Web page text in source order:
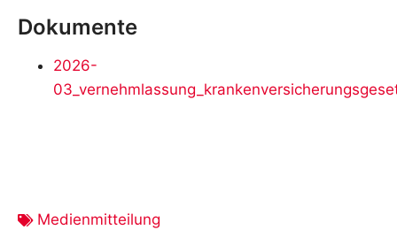
Dokumente
2026-
Medienmitteilung